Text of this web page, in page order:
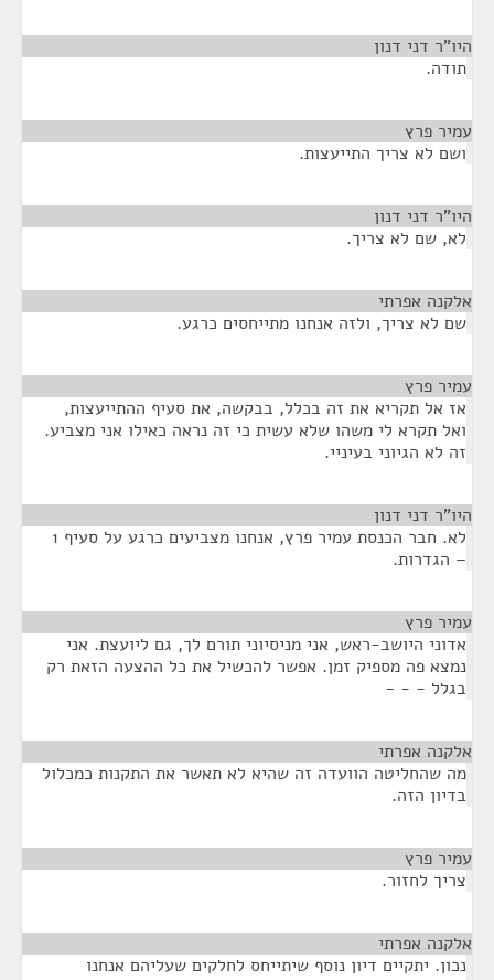
היו"ר דני דנון
תודה.
עמיר פרץ
ושם לא צריך התייעצות.
היו"ר דני דנון
לא, שם לא צריך.
אלקנה אפרתי
שם לא צריך, ולזה אנחנו מתייחסים כרגע.
עמיר פרץ
אז אל תקריא את זה בכלל, בבקשה, את סעיף ההתייעצות,
ואל תקרא לי משהו שלא עשית כי זה נראה כאילו אני מצביע.
זה לא הגיוני בעיניי.
היו"ר דני דנון
לא. חבר הכנסת עמיר פרץ, אנחנו מצביעים כרגע על סעיף 1
– הגדרות.
עמיר פרץ
אדוני היושב-ראש, אני מניסיוני תורם לך, גם ליועצת. אני
נמצא פה מספיק זמן. אפשר להכשיל את כל ההצעה הזאת רק
בגלל - - -
אלקנה אפרתי
מה שהחליטה הוועדה זה שהיא לא תאשר את התקנות כמכלול
בדיון הזה.
עמיר פרץ
צריך לחזור.
אלקנה אפרתי
נכון. יתקיים דיון נוסף שיתייחס לחלקים שעליהם אנחנו